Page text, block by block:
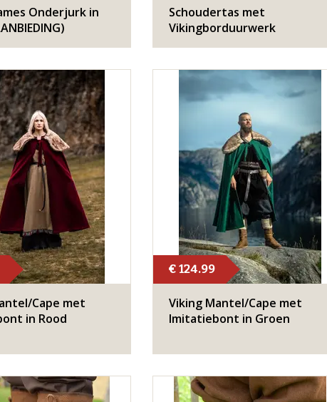
Onderjurk in
Schoudertas met
Vikingborduurwerk
Cape met
in Rood
€ 124.99
Viking Mantel/Cape met
Imitatiebont in Groen